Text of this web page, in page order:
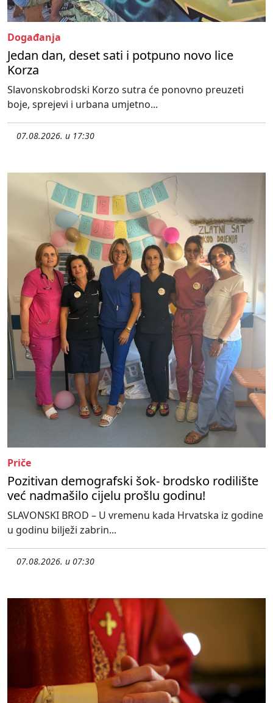
Događanja
Jedan dan, deset sati i potpuno novo lice
Korza
Slavonskobrodski Korzo sutra će ponovno preuzeti
boje, sprejevi i urbana umjetno...
07.08.2026. u 17:30
Priče
Pozitivan demografski šok- brodsko rodilište
već nadmašilo cijelu prošlu godinu!
SLAVONSKI BROD – U vremenu kada Hrvatska iz godine
u godinu bilježi zabrin...
07.08.2026. u 07:30